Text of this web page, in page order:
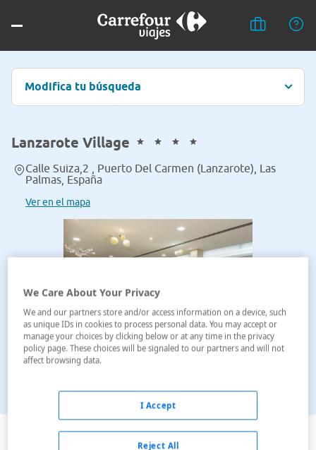
Modifica tu búsqueda
Lanzarote Village
Calle Suiza,2 , Puerto Del Carmen (Lanzarote), Las
Palmas, España
Ver en el mapa
Ver en el mapa
We Care About Your Privacy
We and our partners store and/or access information on a device, such
as unique IDs in cookies to process personal data. You may accept or
manage your choices by clicking below or at any time in the privacy
policy page. These choices will be signaled to our partners and will not
affect browsing data.
Reject All
I Accept